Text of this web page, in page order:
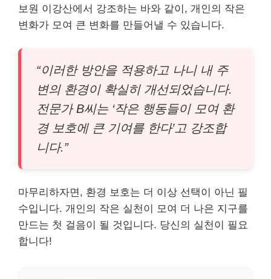
보원 이강산에서 강조하는 바와 같이, 개인의 작은
변화가 모여 큰 변화를 만들어낼 수 있습니다.
“이러한 방안을 적용하고 나니 내 주
변의 환경이 확실히 개선되었습니다.
전문가 B씨는 ‘작은 행동들이 모여 환
경 보호에 큰 기여를 한다’고 강조합
니다.”
마무리하자면, 환경 보호는 더 이상 선택이 아닌 필
수입니다. 개인의 작은 실천이 모여 더 나은 지구를
만드는 첫 걸음이 될 것입니다. 당신의 실천이 필요
합니다!